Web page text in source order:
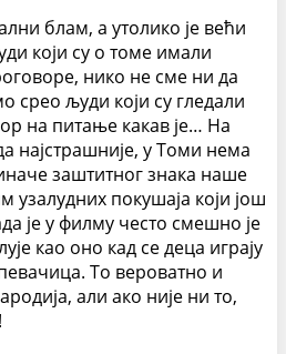
блам, а утолико је већи
који су о томе имали
нико не сме ни да
срео људи који су гледали
на питање какав је… На
најстрашније, у Томи нема
заштитног знака наше
узалудних покушаја који још
је у филму често смешно је
као оно кад се деца играју
То вероватно и
али ако није ни то,